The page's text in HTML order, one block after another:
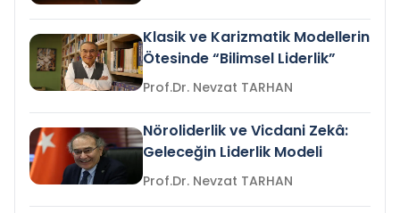
Klasik ve Karizmatik Modellerin
Ötesinde “Bilimsel Liderlik”
Prof.Dr. Nevzat TARHAN
Nöroliderlik ve Vicdani Zekâ:
Geleceğin Liderlik Modeli
Prof.Dr. Nevzat TARHAN